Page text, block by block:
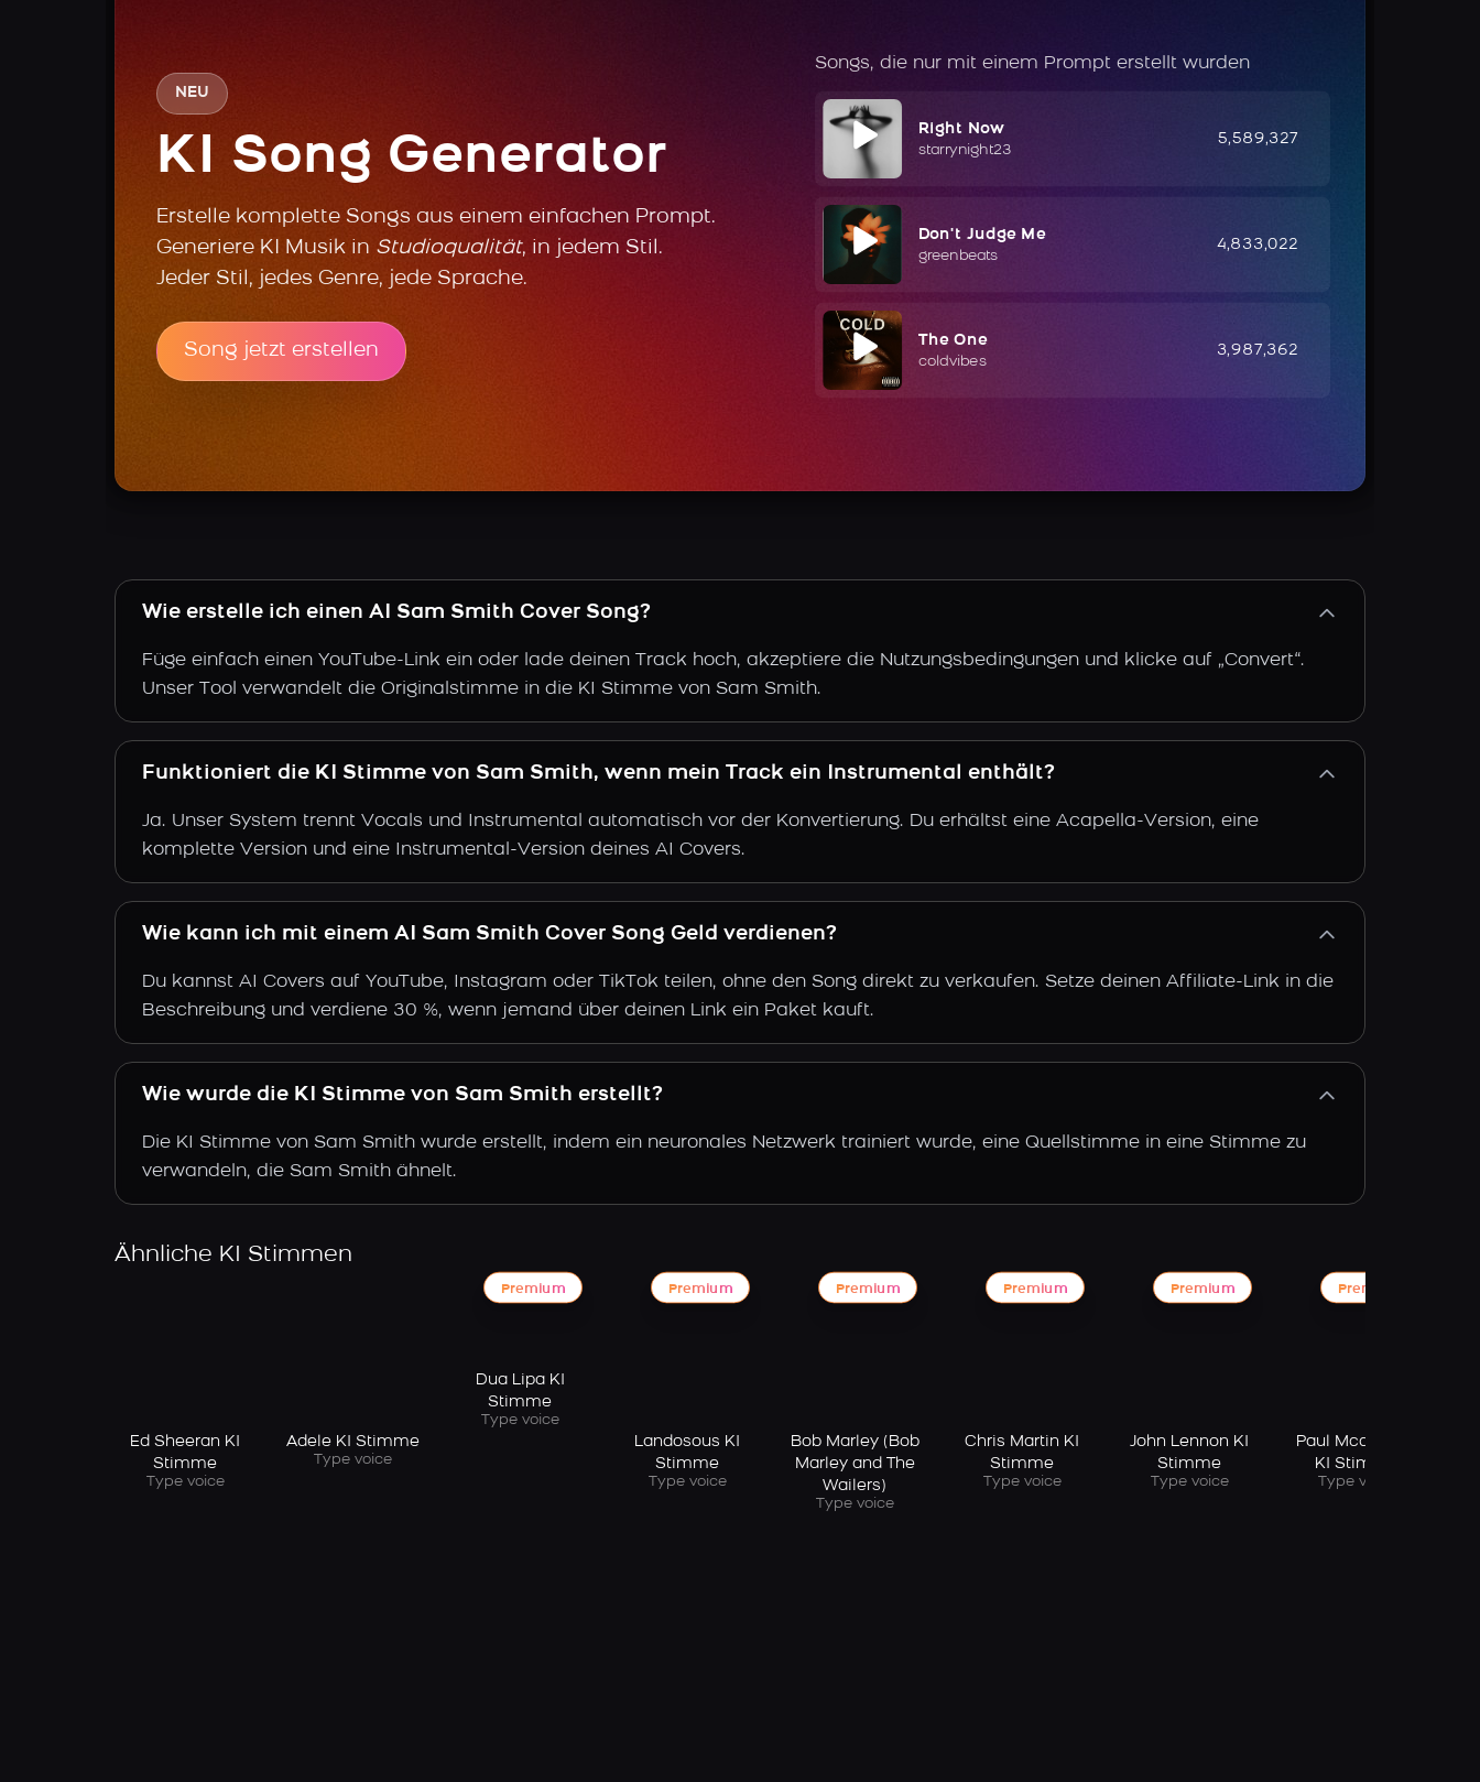
NEU
KI Song Generator
Erstelle komplette Songs aus einem einfachen Prompt.
Generiere KI Musik in Studioqualität, in jedem Stil.
Jeder Stil, jedes Genre, jede Sprache.
Song jetzt erstellen
Songs, die nur mit einem Prompt erstellt wurden
Right Now
starrynight23
5,589,327
Don't Judge Me
greenbeats
4,833,022
The One
coldvibes
3,987,362
Wie erstelle ich einen AI Sam Smith Cover Song?
Füge einfach einen YouTube-Link ein oder lade deinen Track hoch, akzeptiere die Nutzungsbedingungen und klicke auf „Convert“.
Unser Tool verwandelt die Originalstimme in die KI Stimme von Sam Smith.
Funktioniert die KI Stimme von Sam Smith, wenn mein Track ein Instrumental enthält?
Ja. Unser System trennt Vocals und Instrumental automatisch vor der Konvertierung. Du erhältst eine Acapella-Version, eine
komplette Version und eine Instrumental-Version deines AI Covers.
Wie kann ich mit einem AI Sam Smith Cover Song Geld verdienen?
Du kannst AI Covers auf YouTube, Instagram oder TikTok teilen, ohne den Song direkt zu verkaufen. Setze deinen Affiliate-Link in die
Beschreibung und verdiene 30 %, wenn jemand über deinen Link ein Paket kauft.
Wie wurde die KI Stimme von Sam Smith erstellt?
Die KI Stimme von Sam Smith wurde erstellt, indem ein neuronales Netzwerk trainiert wurde, eine Quellstimme in eine Stimme zu
verwandeln, die Sam Smith ähnelt.
Ähnliche KI Stimmen
Ed Sheeran KI
Stimme
Type voice
Adele KI Stimme
Type voice
Premium
Dua Lipa KI
Stimme
Type voice
Premium
Landosous KI
Stimme
Type voice
Premium
Bob Marley (Bob
Marley and The
Wailers)
Type voice
Premium
Chris Martin KI
Stimme
Type voice
Premium
John Lennon KI
Stimme
Type voice
Premium
Paul Mccartney
KI Stimme
Type voice